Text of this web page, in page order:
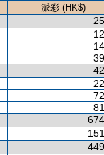
派彩 (HK$)